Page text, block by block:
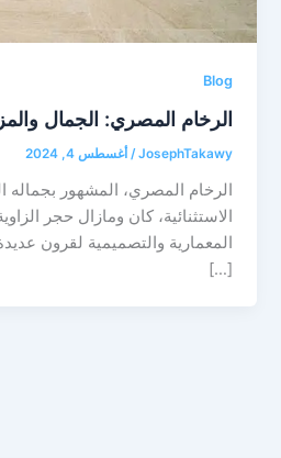
Blog
الرخام المصري: الجمال
JosephTakawy
/ أغسطس 4, 2024
الرخام المصري، المشهور بجماله
الاستثنائية، كان ومازال حجر
المعمارية والتصميمية لقرون
[…]